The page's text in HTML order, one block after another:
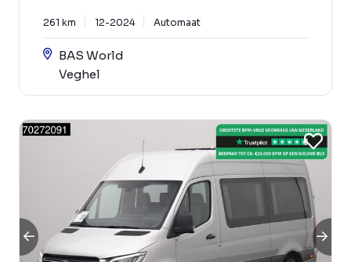
261 km 12-2024 Automaat
BAS World
Veghel